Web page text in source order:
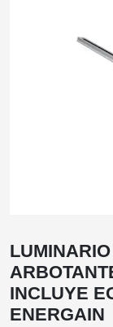
INCLUYE
ENERGAIN